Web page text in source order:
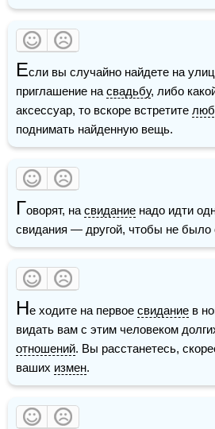
Если вы случайно найдете на
приглашение на свадьбу, либо
аксессуар, то вскоре встретите
поднимать найденную вещь.
Говорят, на свидание надо идти
свидания — другой, чтобы не было
Не ходите на первое свидание в
отношений. Вы расстанетесь,
ваших измен.